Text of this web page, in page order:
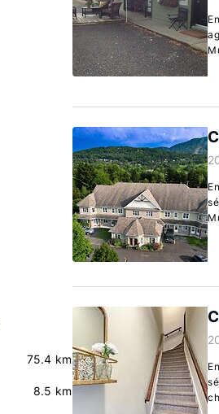
75.4 km
8.5 km